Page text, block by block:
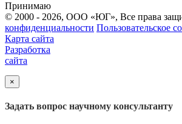
Принимаю
© 2000 - 2026, ООО «ЮГ», Все права
конфиденциальности Пользовательское
Карта сайта
Разработка
сайта
×
Задать вопрос научному консультанту